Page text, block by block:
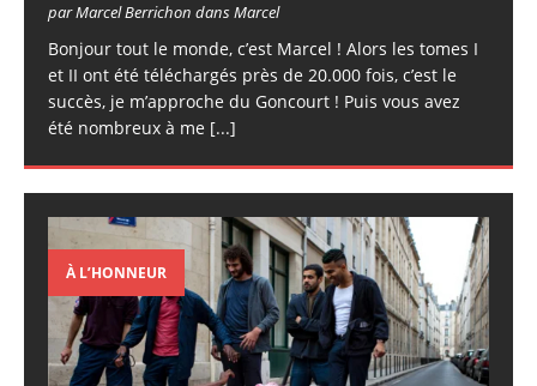
par Marcel Berrichon dans Marcel
Bonjour tout le monde, c’est Marcel ! Alors les tomes I
et II ont été téléchargés près de 20.000 fois, c’est le
succès, je m’approche du Goncourt ! Puis vous avez
été nombreux à me [...]
À L’HONNEUR